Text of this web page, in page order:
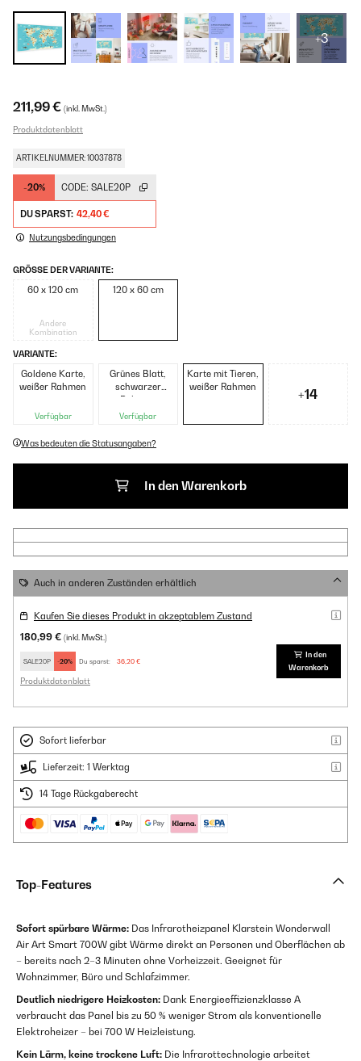
+3
211,99 € (inkl. MwSt.)
Produktdatenblatt
ARTIKELNUMMER: 10037878
-20% CODE: SALE20P
DU SPARST: 42,40 €
Nutzungsbedingungen
GRÖSSE DER VARIANTE:
60 x 120 cm
Andere
Kombination
120 x 60 cm
VARIANTE:
Goldene Karte,
weißer Rahmen
Verfügbar
Grünes Blatt,
schwarzer
Rahmen
Verfügbar
Karte mit Tieren,
weißer Rahmen
+14
Was bedeuten die Statusangaben?
In den Warenkorb
Auch in anderen Zuständen erhältlich
Kaufen Sie dieses Produkt in akzeptablem Zustand
180,99 € (inkl. MwSt.)
SALE20P -20% Du sparst: 36,20 €
Produktdatenblatt
In den
Warenkorb
Sofort lieferbar
Lieferzeit: 1 Werktag
14 Tage Rückgaberecht
Top-Features
Sofort spürbare Wärme: Das Infrarotheizpanel Klarstein Wonderwall
Air Art Smart 700W gibt Wärme direkt an Personen und Oberflächen ab
– bereits nach 2–3 Minuten ohne Vorheizzeit. Geeignet für
Wohnzimmer, Büro und Schlafzimmer.
Deutlich niedrigere Heizkosten: Dank Energieeffizienzklasse A
verbraucht das Panel bis zu 50 % weniger Strom als konventionelle
Elektroheizer – bei 700 W Heizleistung.
Kein Lärm, keine trockene Luft: Die Infrarottechnologie arbeitet